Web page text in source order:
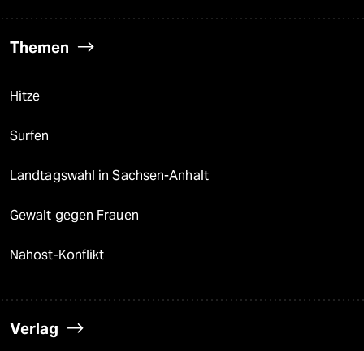
Themen
Hitze
Surfen
Landtagswahl in Sachsen-Anhalt
Gewalt gegen Frauen
Nahost-Konflikt
Verlag